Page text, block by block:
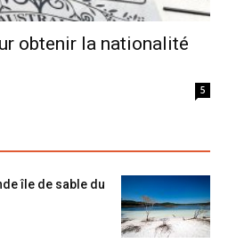
obtenir la nationalité
5
île de sable du